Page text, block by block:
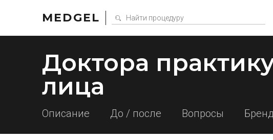
MEDGEL
Доктора
лица
Описание До / после Вопросы